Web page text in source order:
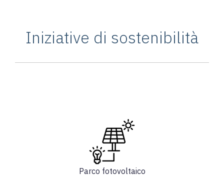
Iniziative di sostenibilità
Parco fotovoltaico